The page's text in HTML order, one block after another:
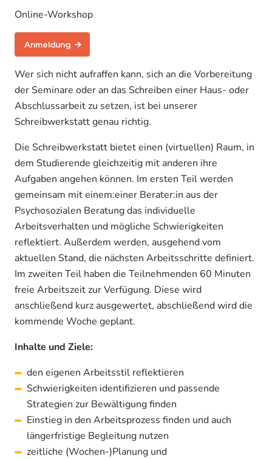
Online-Workshop
Anmeldung
Wer sich nicht aufraffen kann, sich an die Vorbereitung
der Seminare oder an das Schreiben einer Haus- oder
Abschlussarbeit zu setzen, ist bei unserer
Schreibwerkstatt genau richtig.
Die Schreibwerkstatt bietet einen (virtuellen) Raum, in
dem Studierende gleichzeitig mit anderen ihre
Aufgaben angehen können. Im ersten Teil werden
gemeinsam mit einem:einer Berater:in aus der
Psychosozialen Beratung das individuelle
Arbeitsverhalten und mögliche Schwierigkeiten
reflektiert. Außerdem werden, ausgehend vom
aktuellen Stand, die nächsten Arbeitsschritte definiert.
Im zweiten Teil haben die Teilnehmenden 60 Minuten
freie Arbeitszeit zur Verfügung. Diese wird
anschließend kurz ausgewertet, abschließend wird die
kommende Woche geplant.
Inhalte und Ziele:
den eigenen Arbeitsstil reflektieren
Schwierigkeiten identifizieren und passende
Strategien zur Bewältigung finden
Einstieg in den Arbeitsprozess finden und auch
längerfristige Begleitung nutzen
zeitliche (Wochen-)Planung und